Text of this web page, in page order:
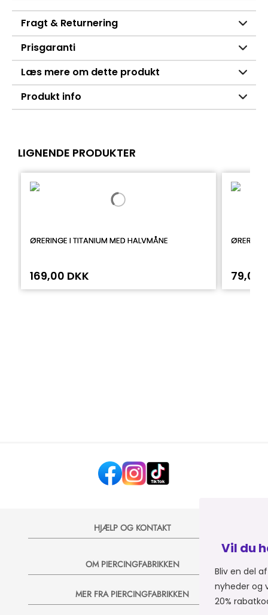
Fragt & Returnering
Prisgaranti
Læs mere om dette produkt
Produkt info
LIGNENDE PRODUKTER
ØRERINGE I TITANIUM MED HALVMÅNE
169,00 DKK 79,00
HJÆLP OG KONTAKT
OM PIERCINGFABRIKKEN
MER FRA PIERCINGFABRIKKEN
Vil du have 20% på dit næste
Bliv en del af Piercingfabrikkens univers, og
nyheder og vilde tilbud på e-mail, så sender
20% rabatkode til dit næste køb 💞